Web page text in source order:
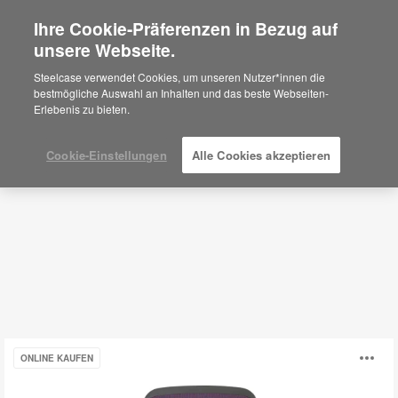
Are you in United States?
Would you like to see Products we sell in
your region?
Americas
Español
Bürostühle + Arbeitsstühle
Karman®
ONLINE KAUFEN
Ihre Cookie-Präferenzen in Bezug auf
unsere Webseite.
Steelcase verwendet Cookies, um unseren Nutzer*innen die
bestmögliche Auswahl an Inhalten und das beste Webseiten-
Erlebenis zu bieten.
Cookie-Einstellungen Alle Cookies akzeptieren